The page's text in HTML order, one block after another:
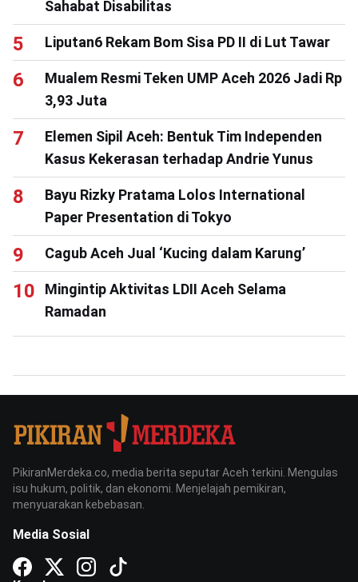
Sahabat Disabilitas
Liputan6 Rekam Bom Sisa PD II di Lut Tawar
Mualem Resmi Teken UMP Aceh 2026 Jadi Rp
3,93 Juta
Elemen Sipil Aceh: Bentuk Tim Independen
Kasus Kekerasan terhadap Andrie Yunus
Bayu Rizky Pratama Lolos International
Paper Presentation di Tokyo
Cagub Aceh Jual ‘Kucing dalam Karung’
Mingintip Aktivitas LDII Aceh Selama
Ramadan
PikiranMerdeka.co, media berita seputar Aceh terkini. Mengulas
isu hukum, politik, dan ekonomi. Menjelajah pemikiran,
menyuarakan kebebasan.
Media Sosial